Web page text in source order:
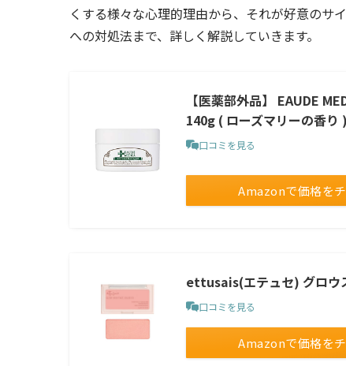
くする様々な心理的理由から、それが好意のサ
への対処法まで、詳しく解説していきます。
【医薬部外品】 EAUDE
140g ( ローズマリーの香
口コミを見る
Amazonで価格を
ettusais(エテュセ) グロウ
口コミを見る
Amazonで価格を